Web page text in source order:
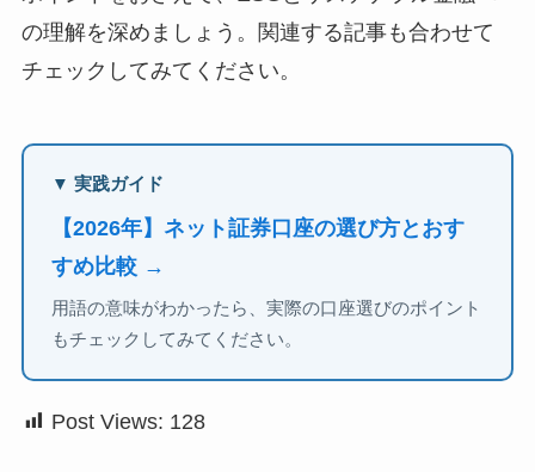
の理解を深めましょう。関連する記事も合わせて
チェックしてみてください。
▼ 実践ガイド
【2026年】ネット証券口座の選び方とおす
すめ比較 →
用語の意味がわかったら、実際の口座選びのポイント
もチェックしてみてください。
Post Views: 128